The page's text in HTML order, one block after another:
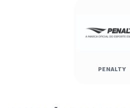
PENALTY